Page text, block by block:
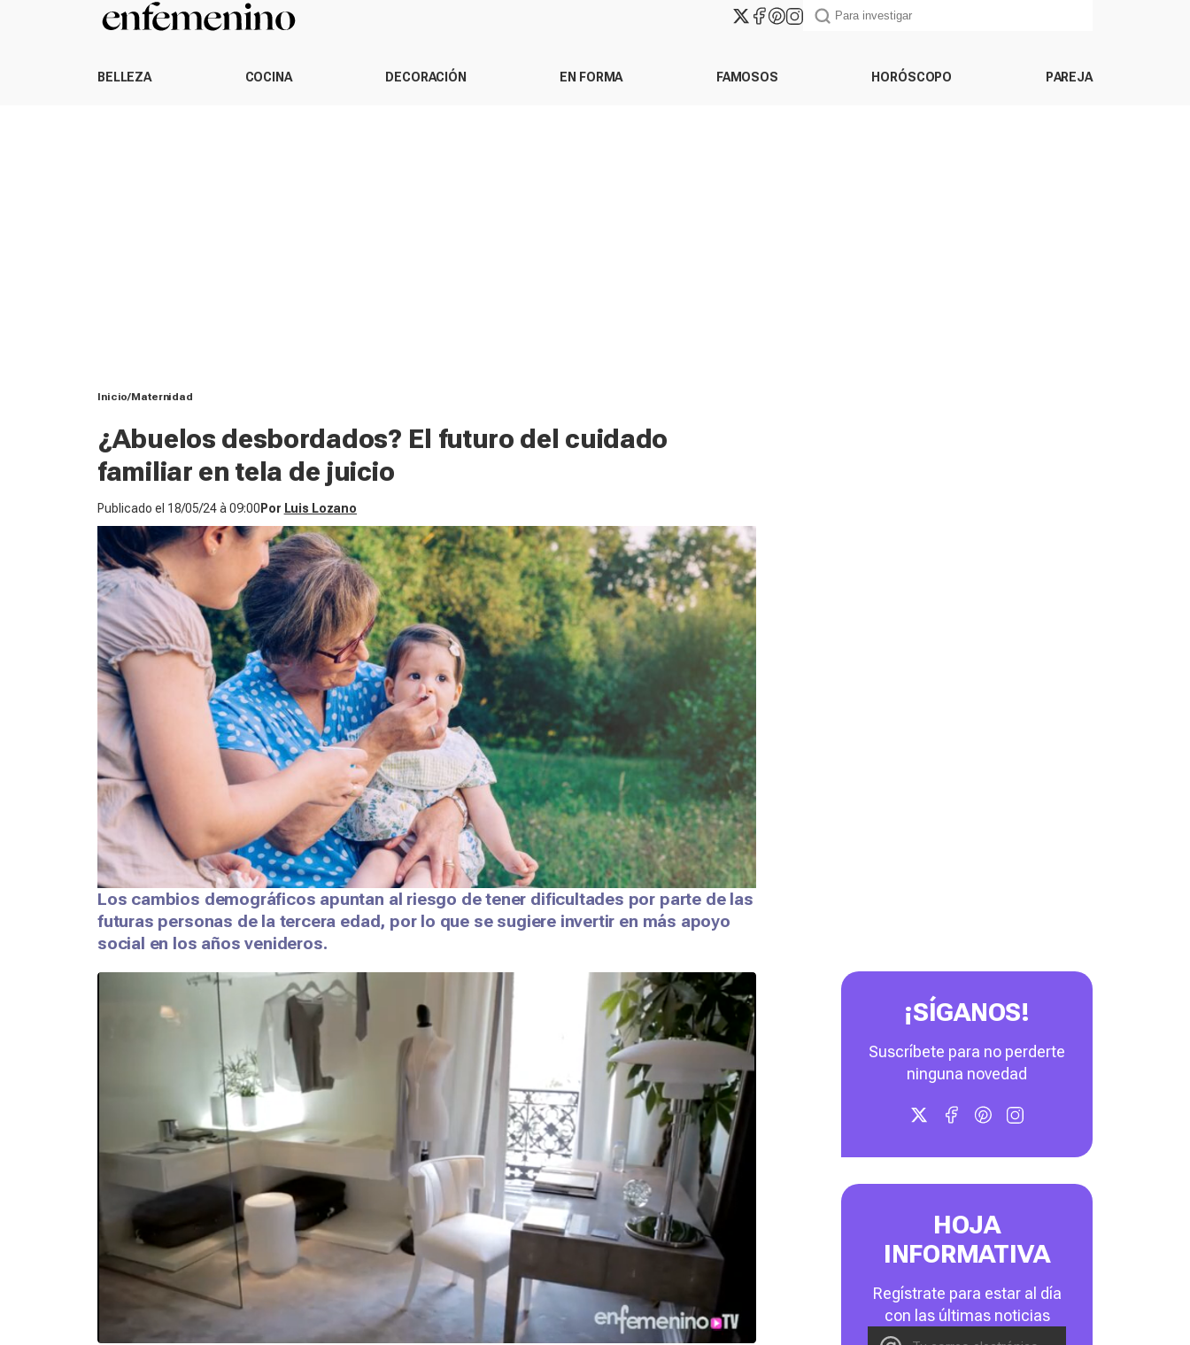
BELLEZA COCINA DECORACIÓN EN FORMA FAMOSOS HORÓSCOPO PAREJA
Inicio Maternidad
¿Abuelos desbordados? El futuro del cuidado
familiar en tela de juicio
Publicado el 18/05/24 à 09:00 Por Luis Lozano
Los cambios demográficos apuntan al riesgo de tener dificultades por parte de las
futuras personas de la tercera edad, por lo que se sugiere invertir en más apoyo
social en los años venideros.
¡SÍGANOS!
Suscríbete para no perderte
ninguna novedad
HOJA
INFORMATIVA
Regístrate para estar al día
con las últimas noticias